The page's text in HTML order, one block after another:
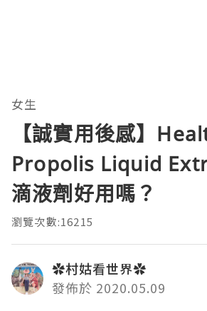
女生
【誠實用後感】
Propolis Liquid
滴液劑好用嗎？
瀏覽次數:16215
✿村姑看世界✿
發佈於 2020.05.09